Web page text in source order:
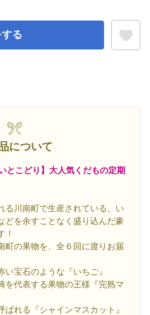
る
について
とこどり】大人気くだもの定期
る川南町で生産されている、い
どを余すことなく盛り込んだ豪
！
町の果物を、全６回に渡りお届
い宝石のような『いちご』
を代表する果物の王様『完熟マ
ばれる『シャインマスカット』